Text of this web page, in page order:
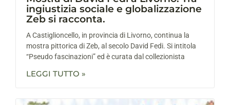
ingiustizia sociale e globalizzazione
Zeb si racconta.
A Castiglioncello, in provincia di Livorno, continua la
mostra pittorica di Zeb, al secolo David Fedi. Si intitola
“Pseudo fascinazioni” ed è curata dal collezionista
LEGGI TUTTO »